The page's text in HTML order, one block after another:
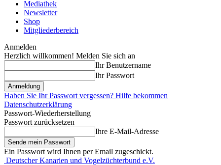
Mediathek
Newsletter
Shop
Mitgliederbereich
Anmelden
Herzlich willkommen! Melden Sie sich an
Ihr Benutzername
Ihr Passwort
Haben Sie Ihr Passwort vergessen? Hilfe bekommen
Datenschutzerklärung
Passwort-Wiederherstellung
Passwort zurücksetzen
Ihre E-Mail-Adresse
Ein Passwort wird Ihnen per Email zugeschickt.
Deutscher Kanarien und Vogelzüchterbund e.V.